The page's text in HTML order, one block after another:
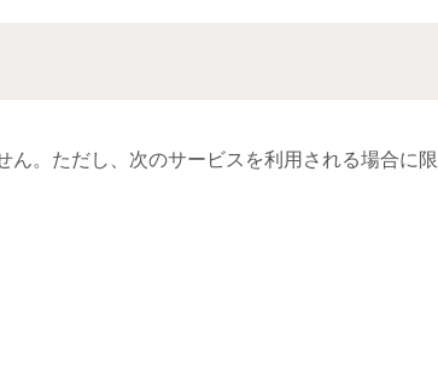
。ただし、次のサービスを利用される場合に限